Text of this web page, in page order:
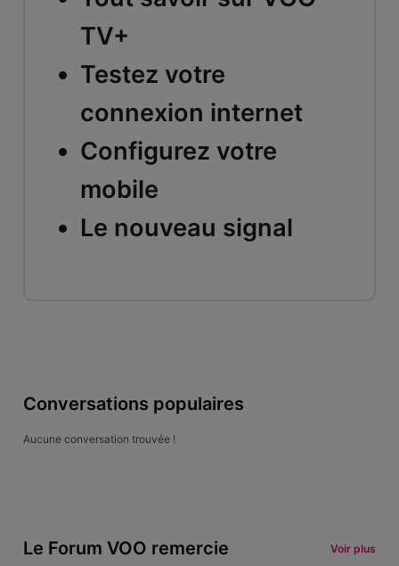
TV+
Testez votre
connexion internet
Configurez votre
mobile
Le nouveau signal
Conversations populaires
Aucune conversation trouvée !
Le Forum VOO remercie Voir plus